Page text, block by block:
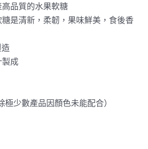
品質的水果軟糖
是清新，柔韌，果味鮮美，食後香
製成
極少數產品因顏色未能配合）